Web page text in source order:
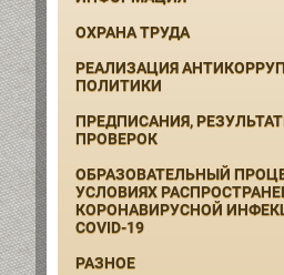
ОХРАНА ТРУДА
РЕАЛИЗАЦИЯ
ПОЛИТИКИ
ПРЕДПИСАНИЯ,
ПРОВЕРОК
ОБРАЗОВАТЕЛЬНЫЙ
УСЛОВИЯХ
КОРОНАВИРУСНОЙ
COVID-19
РАЗНОЕ